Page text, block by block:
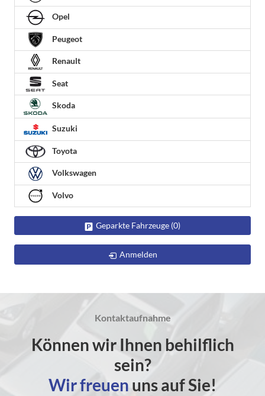
Opel
Peugeot
Renault
Seat
Skoda
Suzuki
Toyota
Volkswagen
Volvo
Geparkte Fahrzeuge (0)
Anmelden
Kontaktaufnahme
Können wir Ihnen behilflich
sein?
Wir freuen uns auf Sie!